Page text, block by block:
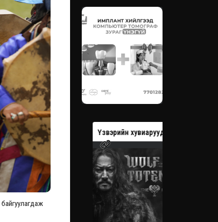
хувиарууд Үзвэрийн хувиарууд